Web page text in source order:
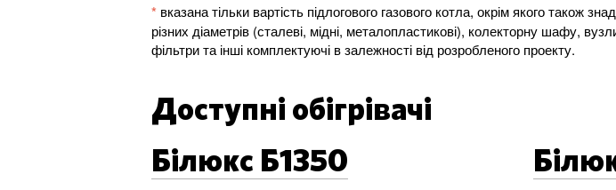
* вказана тільки вартість підлогового газового котла, окрім якого також
різних діаметрів (сталеві, мідні, металопластикові), колекторну шафу,
фільтри та інші комплектуючі в залежності від розробленого проекту.
Доступні обігрівачі
Білюкс Б1350